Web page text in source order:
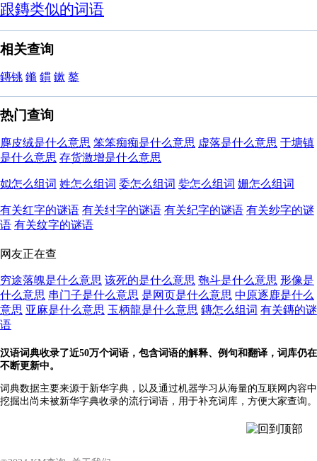
跟鏄类似的词语
相关查询
鏄铫 鏅 鏆 鏉 鏊
热门查询
麂皮绒是什么意思 笨笨痴痴是什么意思 虚落是什么意思 于塘镇
是什么意思 存货激增是什么意思
姒怎么组词 姓怎么组词 委怎么组词 姕怎么组词 姗怎么组词
有关红字的谜语 有关纣字的谜语 有关纪字的谜语 有关纱字的谜
语 有关纹字的谜语
网友正在查
穷途落魄是什么意思 该死的是什么意思 匏斗是什么意思 形像是
什么意思 串门子是什么意思 是网页是什么意思 中原逐鹿是什么
意思 亚麻是什么意思 玉柄龍是什么意思 鏄怎么组词 有关鏄的谜
语
汉语词典收录了近50万个词语，包含词语的解释、例句和翻译，词库仍在
不断更新中。
词典数据主要来源于新华字典，以及通过机器学习从海量的互联网内容中
挖掘出尚未被新华字典收录的流行词语，用于补充词库，方便大家查询。